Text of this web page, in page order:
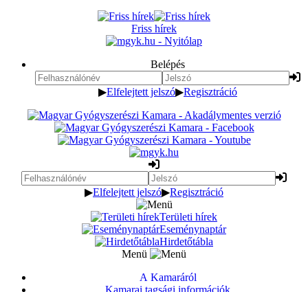
Friss hírek
Belépés
▶Elfelejtett jelszó▶Regisztráció
▶Elfelejtett jelszó▶Regisztráció
Területi hírek
Eseménynaptár
Hirdetőtábla
Menü
A Kamaráról
Kamarai tagsági információk